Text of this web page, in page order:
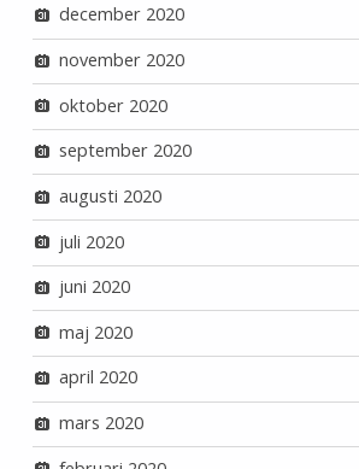
december 2020
november 2020
oktober 2020
september 2020
augusti 2020
juli 2020
juni 2020
maj 2020
april 2020
mars 2020